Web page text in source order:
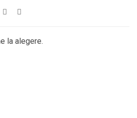
la alegere.